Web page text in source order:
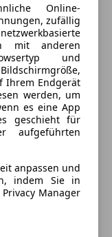
Online-
zufällig
mit anderen
und
Ihrem Endgerät
werden, um
es eine App
geschieht für
aufgeführten
anpassen und
indem Sie in
Manager